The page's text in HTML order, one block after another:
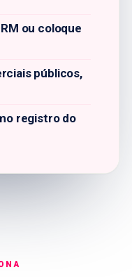
ou coloque
públicos,
registro do